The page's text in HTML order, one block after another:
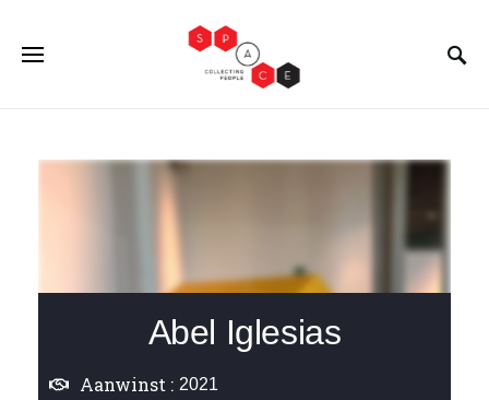
Abel Iglesias
Aanwinst : 2021